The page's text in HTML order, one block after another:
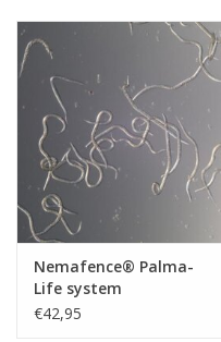
Nemafence® Palma-
Life system
€42,95